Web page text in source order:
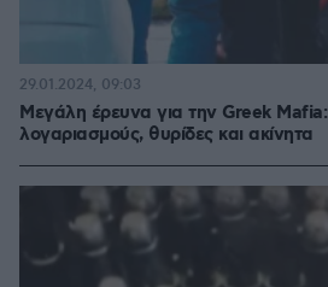
Μεγάλη έρευνα για την Greek
λογαριασμούς, θυρίδες και ακίνητα
29.01.2024, 09:03